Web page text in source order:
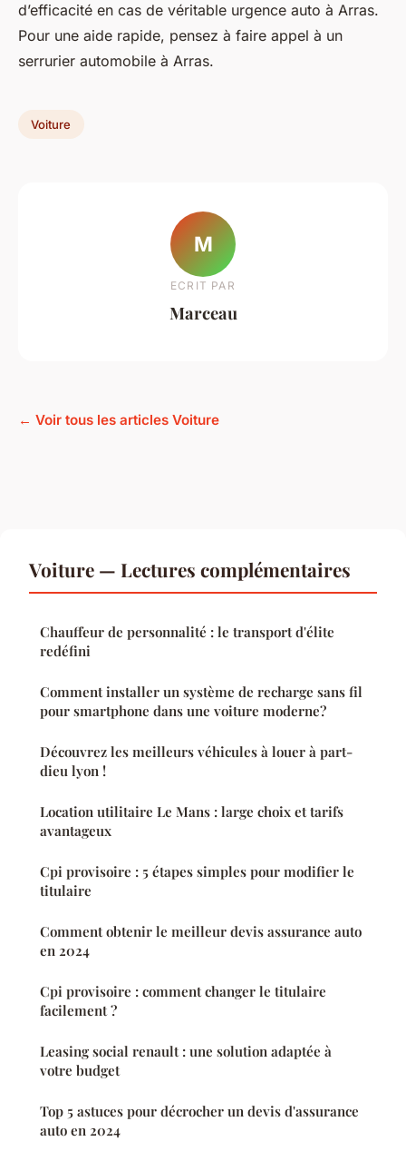
d’efficacité en cas de véritable urgence auto à Arras.
Pour une aide rapide, pensez à faire appel à un
serrurier automobile à Arras.
Voiture
M
ECRIT PAR
Marceau
← Voir tous les articles Voiture
Voiture — Lectures complémentaires
Chauffeur de personnalité : le transport d'élite
redéfini
Comment installer un système de recharge sans fil
pour smartphone dans une voiture moderne?
Découvrez les meilleurs véhicules à louer à part-
dieu lyon !
Location utilitaire Le Mans : large choix et tarifs
avantageux
Cpi provisoire : 5 étapes simples pour modifier le
titulaire
Comment obtenir le meilleur devis assurance auto
en 2024
Cpi provisoire : comment changer le titulaire
facilement ?
Leasing social renault : une solution adaptée à
votre budget
Top 5 astuces pour décrocher un devis d'assurance
auto en 2024